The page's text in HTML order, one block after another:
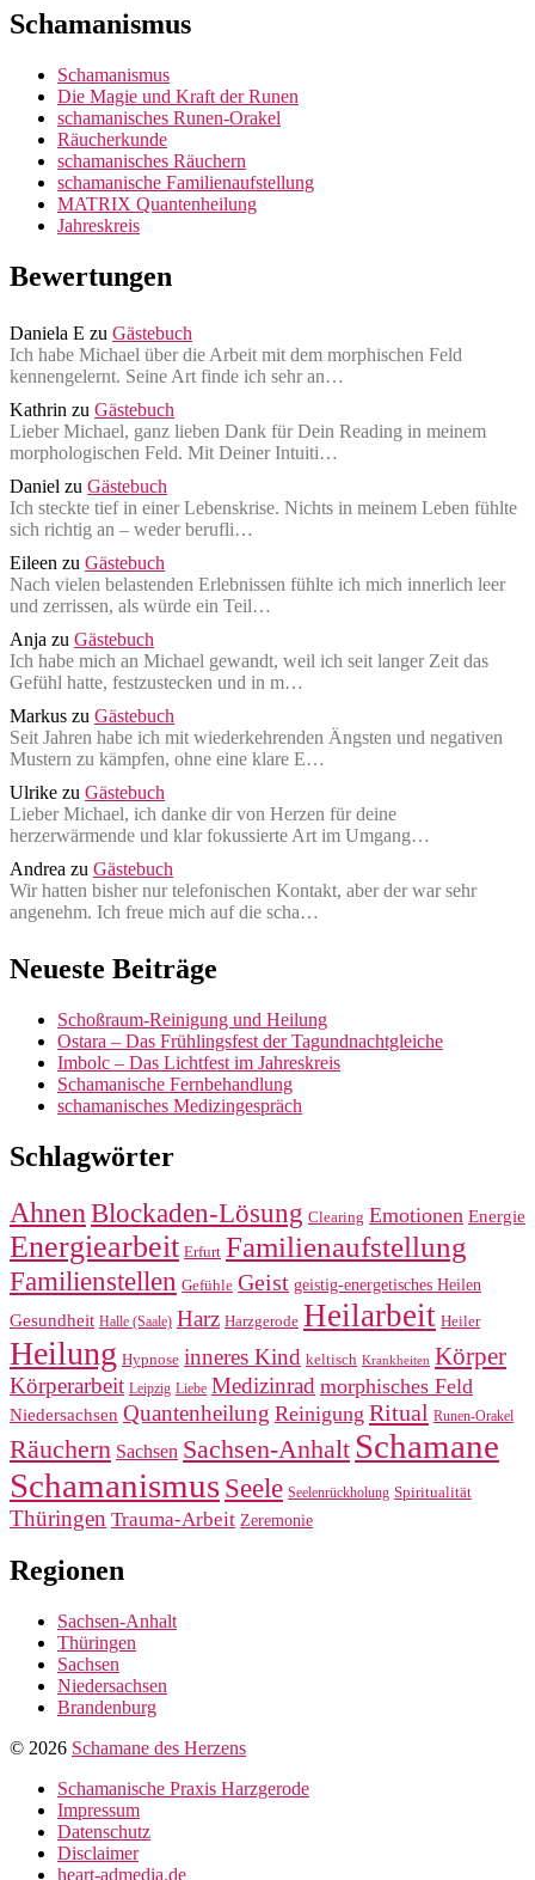
Schamanismus
Schamanismus
Die Magie und Kraft der Runen
schamanisches Runen-Orakel
Räucherkunde
schamanisches Räuchern
schamanische Familienaufstellung
MATRIX Quantenheilung
Jahreskreis
Bewertungen
Daniela E zu Gästebuch
Ich habe Michael über die Arbeit mit dem morphischen Feld
kennengelernt. Seine Art finde ich sehr an…
Kathrin zu Gästebuch
Lieber Michael, ganz lieben Dank für Dein Reading in meinem
morphologischen Feld. Mit Deiner Intuiti…
Daniel zu Gästebuch
Ich steckte tief in einer Lebenskrise. Nichts in meinem Leben fühlte
sich richtig an – weder berufli…
Eileen zu Gästebuch
Nach vielen belastenden Erlebnissen fühlte ich mich innerlich leer
und zerrissen, als würde ein Teil…
Anja zu Gästebuch
Ich habe mich an Michael gewandt, weil ich seit langer Zeit das
Gefühl hatte, festzustecken und in m…
Markus zu Gästebuch
Seit Jahren habe ich mit wiederkehrenden Ängsten und negativen
Mustern zu kämpfen, ohne eine klare E…
Ulrike zu Gästebuch
Lieber Michael, ich danke dir von Herzen für deine
herzerwärmende und klar fokussierte Art im Umgang…
Andrea zu Gästebuch
Wir hatten bisher nur telefonischen Kontakt, aber der war sehr
angenehm. Ich freue mich auf die scha…
Neueste Beiträge
Schoßraum-Reinigung und Heilung
Ostara – Das Frühlingsfest der Tagundnachtgleiche
Imbolc – Das Lichtfest im Jahreskreis
Schamanische Fernbehandlung
schamanisches Medizingespräch
Schlagwörter
AhnenBlockaden-Lösung Clearing Emotionen Energie
Energiearbeit Erfurt Familienaufstellung
Familienstellen Gefühle Geist geistig-energetisches Heilen
Gesundheit Halle (Saale) Harz Harzgerode Heilarbeit Heiler
Heilung Hypnose inneres Kind keltisch Krankheiten Körper
Körperarbeit Leipzig Liebe Medizinrad morphisches Feld
Niedersachsen Quantenheilung Reinigung Ritual Runen-Orakel
Räuchern Sachsen Sachsen-Anhalt Schamane
SchamanismusSeele Seelenrückholung Spiritualität
Thüringen Trauma-Arbeit Zeremonie
Regionen
Sachsen-Anhalt
Thüringen
Sachsen
Niedersachsen
Brandenburg
© 2026 Schamane des Herzens
Schamanische Praxis Harzgerode
Impressum
Datenschutz
Disclaimer
heart-admedia.de